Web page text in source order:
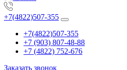
+7(4822)507-355
+7(4822)507-355
+7 (903) 807-48-88
+7 (4822) 752-676
Заказать звонок